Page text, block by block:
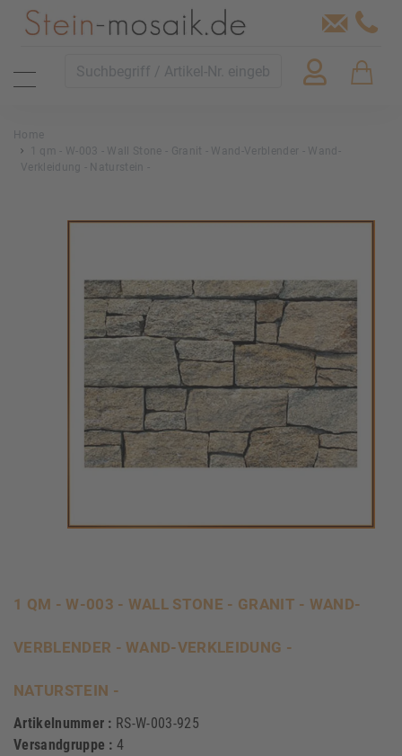
Home
1 qm - W-003 - Wall Stone - Granit - Wand-Verblender - Wand-
Verkleidung - Naturstein -
1 QM - W-003 - WALL STONE - GRANIT - WAND-
VERBLENDER - WAND-VERKLEIDUNG -
NATURSTEIN -
Artikelnummer : RS-W-003-925
Versandgruppe :4